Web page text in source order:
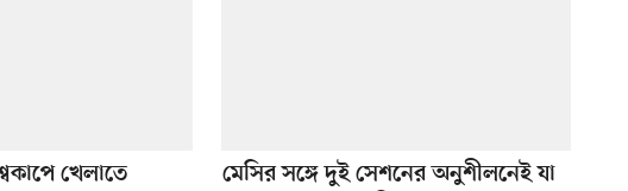
খেলাতে
মেসির সঙ্গে দুই সেশনের অনুশীলনেই যা